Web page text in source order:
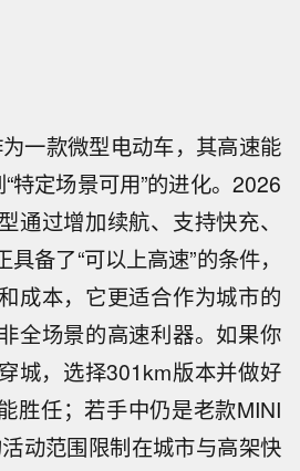
一款微型电动车，其高速能
特定场景可用”的进化。2026
通过增加续航、支持快充、
备了“可以上高速”的条件，
成本，它更适合作为城市的
全场景的高速利器。如果你
城，选择301km版本并做好
胜任；若手中仍是老款MINI
动范围限制在城市与高架快